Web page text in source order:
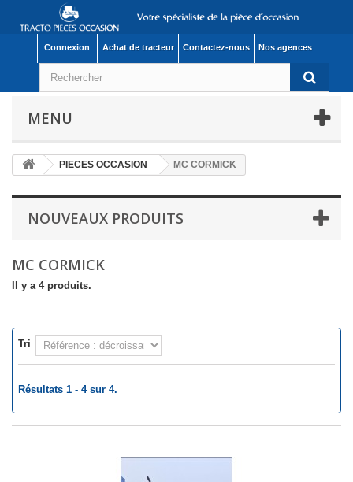
Connexion Achat de tracteur Contactez-nous Nos agences
MENU
PIECES OCCASION MC CORMICK
NOUVEAUX PRODUITS
MC CORMICK
Il y a 4 produits.
Tri
Résultats 1 - 4 sur 4.